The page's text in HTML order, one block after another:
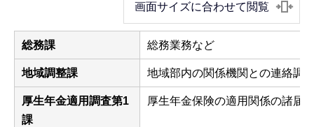
画面サイズに合わせて閲覧
総務課 総務業務など
地域調整課 地域部内の関係機関との連絡調
厚生年金適用調査第1
課
厚生年金保険の適用関係の諸届